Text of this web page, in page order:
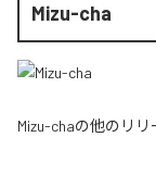
Mizu-cha
Mizu-chaの他のリリ